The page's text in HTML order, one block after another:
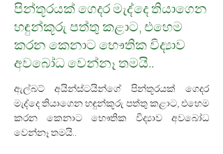
පින්තූරයක් ගෙදර මැද්දෙ තියාගෙන
හඳුන්කූරු පත්තු කළාට‍, එහෙම
කරන කෙනාට භෞතික විද්‍යාව
අවබෝධ වෙන්නෑ තමයි..
ඇල්බට් අයින්ස්ටයින්ගේ පින්තූරයක් ගෙදර
මැද්දෙ තියාගෙන හඳුන්කූරු පත්තු කළාට‍, එහෙම
කරන කෙනාට භෞතික විද්‍යාව අවබෝධ
වෙන්නෑ තමයි..